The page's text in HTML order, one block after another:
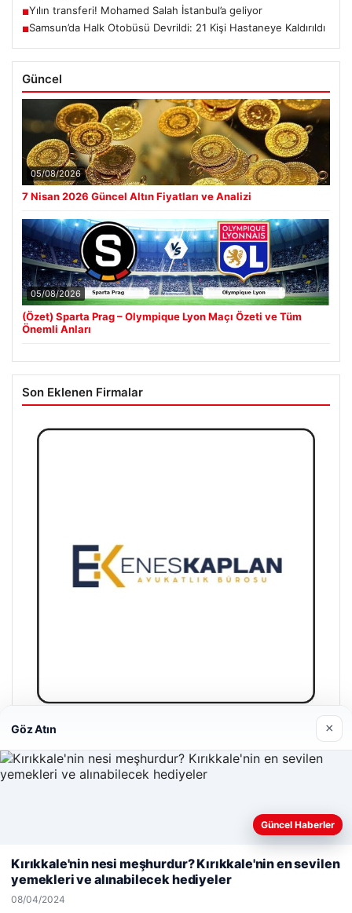
■Yılın transferi! Mohamed Salah İstanbul’a geliyor
■Samsun’da Halk Otobüsü Devrildi: 21 Kişi Hastaneye Kaldırıldı
Güncel
05/08/2026
7 Nisan 2026 Güncel Altın Fiyatları ve Analizi
05/08/2026
(Özet) Sparta Prag – Olympique Lyon Maçı Özeti ve Tüm
Önemli Anları
Son Eklenen Firmalar
Enes Kaplan Avukatlık Bürosu
28/04/2026
© 2026 Haber İnternet – Güncel Haberler
Web sitemizi nasıl kullandığınızı daha iyi anlayabilmek,
kullanıyoruz.Çerez Politikamız
Göz Atın ×
Güncel Haberler
Kırıkkale'nin nesi meşhurdur? Kırıkkale'nin en sevilen
yemekleri ve alınabilecek hediyeler
08/04/2024